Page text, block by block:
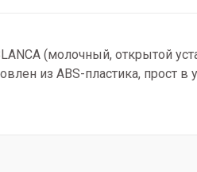
(молочный, открытой
из ABS-пластика,